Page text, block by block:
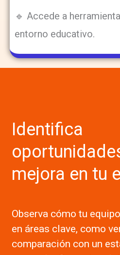
🔹 Accede a
entorno educativo.
Identifica
mejora en tu
Observa cómo tu
en áreas clave, como
comparación con un